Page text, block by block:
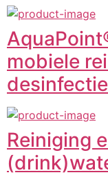
mobiele
Reiniging